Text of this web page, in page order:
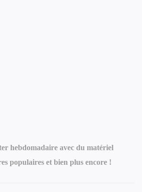
hebdomadaire avec du matériel
populaires et bien plus encore !